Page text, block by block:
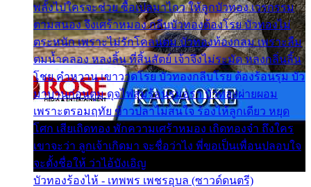
พลั้งไปใครจะช่วย ซื้อเปลมาไกว ให้ลูกบัวทอง เวรกรรม
ตามสนอง จึงเศร้าหมอง กลีบบัวทองต้องโรย บัวทองไม่
ตระหนัก เพราะไม่รักโคลนตม บัวทองท้องกลม เพราะลืม
ตมน้ำคลอง หลงลิ้น ที่สิ้นสัตย์ เจ้าจึงไม่ระมัด หลงกลิ่นลิ้น
โชย คำหวาน เขาวาดโรย บัวทองกลีบโรย ต้องร้อนรุม บัว
มาบานก่อนตูม ดุจไฟสุมร้อนรุมอุรา บัวทองผ่ายผอม
เพราะตรอมฤทัย ข้าวปลาไม่สนใจ ร้องไห้ลูกเดียว หยุด
โศก เสียเถิดทอง พักความเศร้าหมอง เถิดทองจ๋า ถึงใคร
เขาจะว่า ลูกเจ้าเกิดมา จะชื่อว่าไง พี่ขอเป็นเพื่อนปลอบใจ
จะตั้งชื่อให้ ว่าไอ้บังเอิญ
บัวทองร้องไห้ - เทพพร เพชรอุบล (ซาวด์ดนตรี)